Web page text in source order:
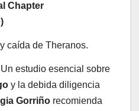
Chapter
caída de Theranos.
Un estudio esencial sobre
y la debida diligencia
Gorriño recomienda